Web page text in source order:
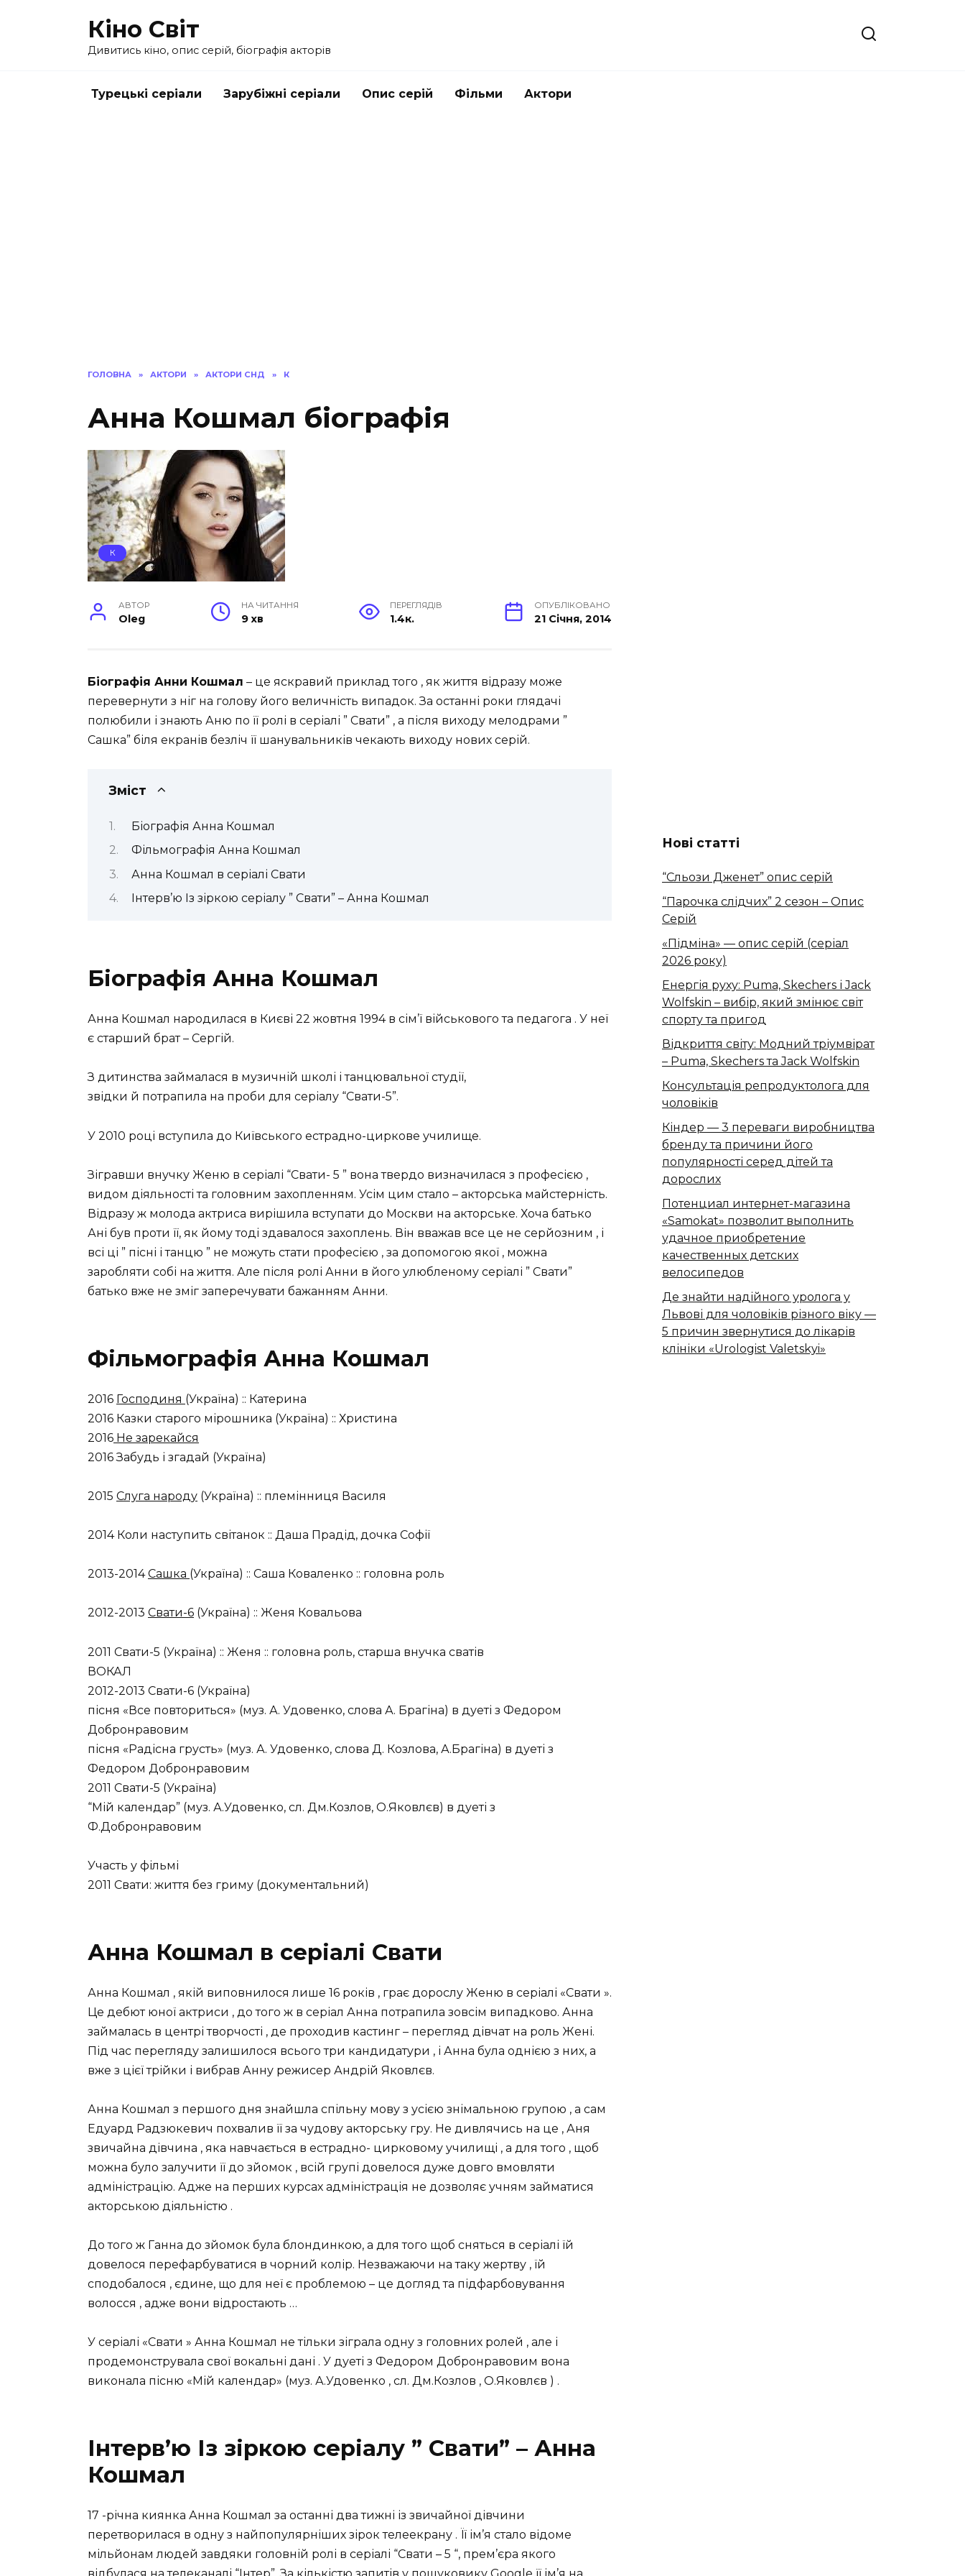
Кіно Світ
Дивитись кіно, опис серій, біографія акторів
Турецькі серіали Зарубіжні серіали Опис серій Фільми Актори
ГОЛОВНА » АКТОРИ » АКТОРИ СНД » К
Анна Кошмал біографія
К
АВТОР
Oleg
НА ЧИТАННЯ
9 хв
ПЕРЕГЛЯДІВ
1.4к.
ОПУБЛІКОВАНО
21 Січня, 2014
Біографія Анни Кошмал – це яскравий приклад того , як життя відразу може
перевернути з ніг на голову його величність випадок. За останні роки глядачі
полюбили і знають Аню по її ролі в серіалі ” Свати” , а після виходу мелодрами ”
Сашка” біля екранів безліч її шанувальників чекають виходу нових серій.
Зміст
Біографія Анна Кошмал
Фільмографія Анна Кошмал
Анна Кошмал в серіалі Свати
Інтерв’ю Із зіркою серіалу ” Свати” – Анна Кошмал
Біографія Анна Кошмал
Анна Кошмал народилася в Києві 22 жовтня 1994 в сім’ї військового та педагога . У неї
є старший брат – Сергій.
З дитинства займалася в музичній школі і танцювальної студії,
звідки й потрапила на проби для серіалу “Свати-5”.
У 2010 році вступила до Київського естрадно-циркове училище.
Зігравши внучку Женю в серіалі “Свати- 5 ” вона твердо визначилася з професією ,
видом діяльності та головним захопленням. Усім цим стало – акторська майстерність.
Відразу ж молода актриса вирішила вступати до Москви на акторське. Хоча батько
Ані був проти її, як йому тоді здавалося захоплень. Він вважав все це не серйозним , і
всі ці ” пісні і танцю ” не можуть стати професією , за допомогою якої , можна
заробляти собі на життя. Але після ролі Анни в його улюбленому серіалі ” Свати”
батько вже не зміг заперечувати бажанням Анни.
Фільмографія Анна Кошмал
2016 Господиня (Україна) :: Катерина
2016 Казки старого мірошника (Україна) :: Христина
2016 Не зарекайся
2016 Забудь і згадай (Україна)
2015 Слуга народу (Україна) :: племінниця Василя
2014 Коли наступить світанок :: Даша Прадід, дочка Софії
2013-2014Сашка (Україна) :: Саша Коваленко :: головна роль
2012-2013 Свати-6 (Україна) :: Женя Ковальова
2011 Свати-5 (Україна) :: Женя :: головна роль, старша внучка сватів
ВОКАЛ
2012-2013 Свати-6 (Україна)
пісня «Все повториться» (муз. А. Удовенко, слова А. Брагіна) в дуеті з Федором
Добронравовим
пісня «Радісна грусть» (муз. А. Удовенко, слова Д. Козлова, А.Брагіна) в дуеті з
Федором Добронравовим
2011 Свати-5 (Україна)
“Мій календар” (муз. А.Удовенко, сл. Дм.Козлов, О.Яковлєв) в дуеті з
Ф.Добронравовим
Участь у фільмі
2011 Свати: життя без гриму (документальний)
Анна Кошмал в серіалі Свати
Анна Кошмал , якій виповнилося лише 16 років , грає дорослу Женю в серіалі «Свати ».
Це дебют юної актриси , до того ж в серіал Анна потрапила зовсім випадково. Анна
займалась в центрі творчості , де проходив кастинг – перегляд дівчат на роль Жені.
Під час перегляду залишилося всього три кандидатури , і Анна була однією з них, а
вже з цієї трійки і вибрав Анну режисер Андрій Яковлєв.
Анна Кошмал з першого дня знайшла спільну мову з усією знімальною групою , а сам
Едуард Радзюкевич похвалив її за чудову акторську гру. Не дивлячись на це , Аня
звичайна дівчина , яка навчається в естрадно- цирковому училищі , а для того , щоб
можна було залучити її до зйомок , всій групі довелося дуже довго вмовляти
адміністрацію. Адже на перших курсах адміністрація не дозволяє учням займатися
акторською діяльністю .
До того ж Ганна до зйомок була блондинкою, а для того щоб сняться в серіалі їй
довелося перефарбуватися в чорний колір. Незважаючи на таку жертву , їй
сподобалося , єдине, що для неї є проблемою – це догляд та підфарбовування
волосся , адже вони відростають …
У серіалі «Свати » Анна Кошмал не тільки зіграла одну з головних ролей , але і
продемонструвала свої вокальні дані . У дуеті з Федором Добронравовим вона
виконала пісню «Мій календар» (муз. А.Удовенко , сл. Дм.Козлов , О.Яковлєв ) .
Інтерв’ю Із зіркою серіалу ” Свати” – Анна
Кошмал
17 -річна киянка Анна Кошмал за останні два тижні із звичайної дівчини
перетворилася в одну з найпопулярніших зірок телеекрану . Її ім’я стало відоме
мільйонам людей завдяки головній ролі в серіалі “Свати – 5 “, прем’єра якого
Нові статті
“Сльози Дженет” опис серій
“Парочка слідчих” 2 сезон – Опис
Серій
«Підміна» — опис серій (серіал
2026 року)
Енергія руху: Puma, Skechers і Jack
Wolfskin – вибір, який змінює світ
спорту та пригод
Відкриття світу: Модний тріумвірат
– Puma, Skechers та Jack Wolfskin
Консультація репродуктолога для
чоловіків
Кіндер — 3 переваги виробництва
бренду та причини його
популярності серед дітей та
дорослих
Потенциал интернет-магазина
«Samokat» позволит выполнить
удачное приобретение
качественных детских
велосипедов
Де знайти надійного уролога у
Львові для чоловіків різного віку —
5 причин звернутися до лікарів
клініки «Urologist Valetskyi»